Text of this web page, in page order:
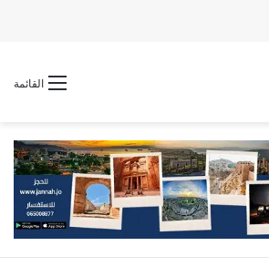
القائمة